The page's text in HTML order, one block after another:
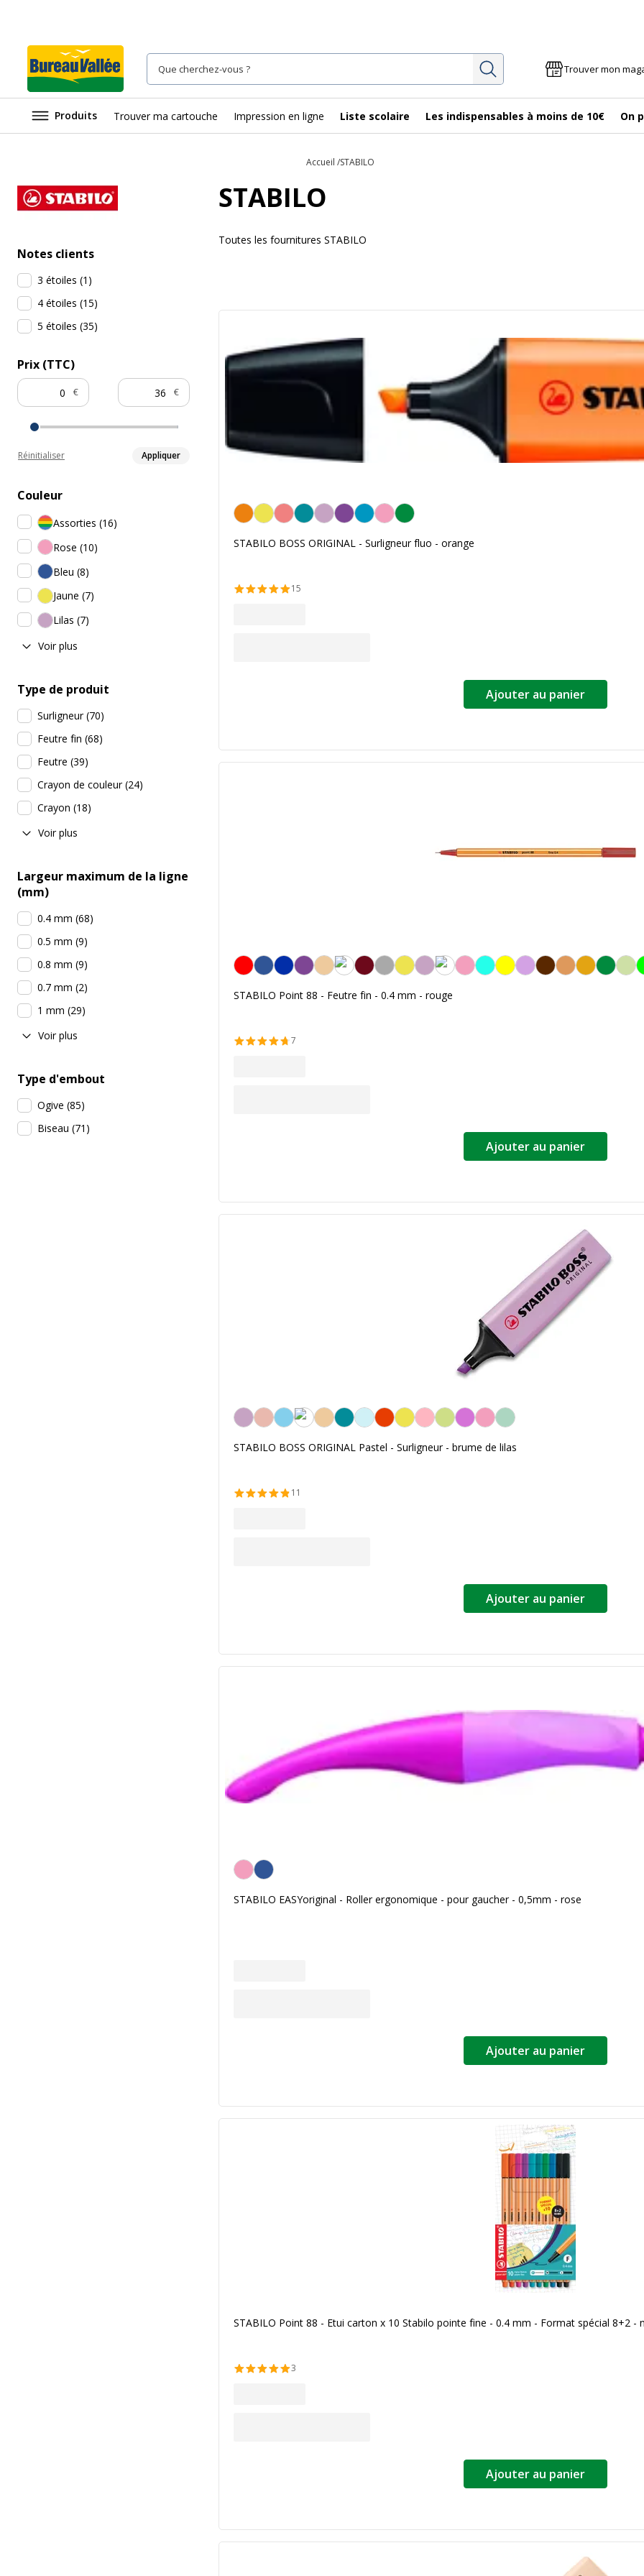
Rechercher Trouver mon
Produits Trouver ma cartouche Impression en ligne Liste scolaire Les indispensables à moins de 10€ On
Notes clients
3 étoiles (1 )
4 étoiles (15)
5 étoiles (35)
Prix (TTC)
€ €
Réinitialiser Appliquer
Couleur
Assorties (16)
Rose (10)
Bleu (8)
Jaune (7)
Lilas (7)
Voir plus
Type de produit
Surligneur(70)
Feutre fin (68)
Feutre (39)
Crayon de couleur(24)
Crayon (18)
Voir plus
Largeur maximum de la ligne
(mm)
0.4 mm (68)
0.5 mm (9)
0.8 mm (9)
0.7 mm (2)
1 mm (29)
Voir plus
Type d'embout
Ogive (85)
Biseau (71 )
Accueil STABILO
STABILO
Toutes les fournitures STABILO
Orange
STABILO BOSS ORIGINAL - Surligneur fluo - orange
15
Ajouter au panier
Rouge
STABILO Point 88 - Feutre fin - 0.4 mm - rouge
7
Ajouter au panier
Lilas
STABILO BOSS ORIGINAL Pastel - Surligneur - brume de lilas
11
Ajouter au panier
Rose
STABILO EASYoriginal - Roller ergonomique - pour gaucher - 0,5mm - rose
Ajouter au panier
STABILO Point 88 - Etui carton x 10 Stabilo pointe fine - 0.4 mm - Format spécial 8+2 -
3
Ajouter au panier